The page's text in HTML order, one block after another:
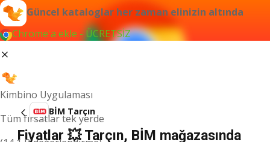
Güncel kataloglar her zaman elinizin altında
Chrome'a ekle - ÜCRETSİZ
Kimbino Uygulaması
Tüm fırsatlar tek yerde
BİM Tarçın
Fiyatlar 💥 Tarçın, BİM mağazasında